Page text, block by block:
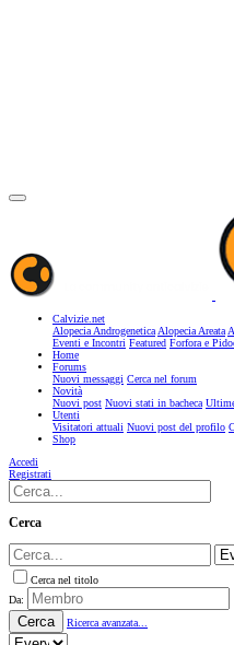
Calvizie.net
Alopecia AndrogeneticaAlopecia Areata
Eventi e Incontri Featured Forfora e
Home
Forums
Nuovi messaggi Cerca nel forum
Novità
Nuovi post Nuovi stati in bacheca
Utenti
Visitatori attuali Nuovi post del profilo
Shop
Accedi
Registrati
Cerca
Cerca nel titolo
Da:
Cerca Ricerca avanzata...